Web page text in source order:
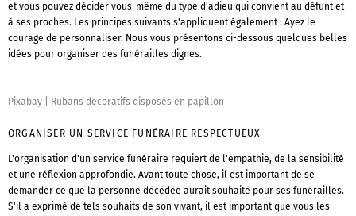
et vous pouvez décider vous-même du type d'adieu qui convient au défunt et
à ses proches. Les principes suivants s'appliquent également : Ayez le
courage de personnaliser. Nous vous présentons ci-dessous quelques belles
idées pour organiser des funérailles dignes.
Pixabay Rubans décoratifs disposés en papillon
ORGANISER UN SERVICE FUNÉRAIRE RESPECTUEUX
L'organisation d'un service funéraire requiert de l'empathie, de la sensibilité
et une réflexion approfondie. Avant toute chose, il est important de se
demander ce que la personne décédée aurait souhaité pour ses funérailles.
S'il a exprimé de tels souhaits de son vivant, il est important que vous les